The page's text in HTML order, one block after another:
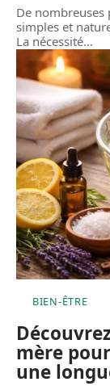
De nombreuses
simples et
La nécessité…
BIEN-ÊTRE
mère
une